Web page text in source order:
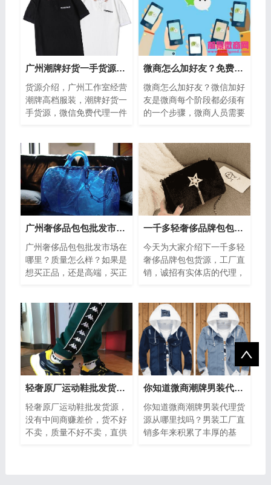
广州潮牌好货一手货源，微信免费代理一件代发
货源介绍，广州工作室经营
潮牌高档服装，潮牌好货一
手货源，微信免费代理一件
发，全国招...
微商怎么加好友？免费教你微信主动加你的方法
微商怎么加好友？微信加好
友是微商每个阶段都必须有
的一个步骤，微商人员需要
些免费教你...
广州奢侈品包包批发市场在哪里？质量怎么样
广州奢侈品包包批发市场在
哪里？质量怎么样？如果是
想买正品，还是高端，买正
在广州买的...
一千多轻奢侈品牌包包货源 工厂直销
今天为大家介绍下一千多轻
奢侈品牌包包货源，工厂直
销，诚招有实体店的代理，
加我好友来...
轻奢原厂运动鞋批发货源，直供微信、网店一件代发
轻奢原厂运动鞋批发货源，
没有中间商赚差价，货不好
不卖，质量不好不卖，直供
你知道微商潮牌男装代理货源从哪里找吗？
你知道微商潮牌男装代理货
源从哪里找吗？男装工厂直
销多年来积累了丰厚的基